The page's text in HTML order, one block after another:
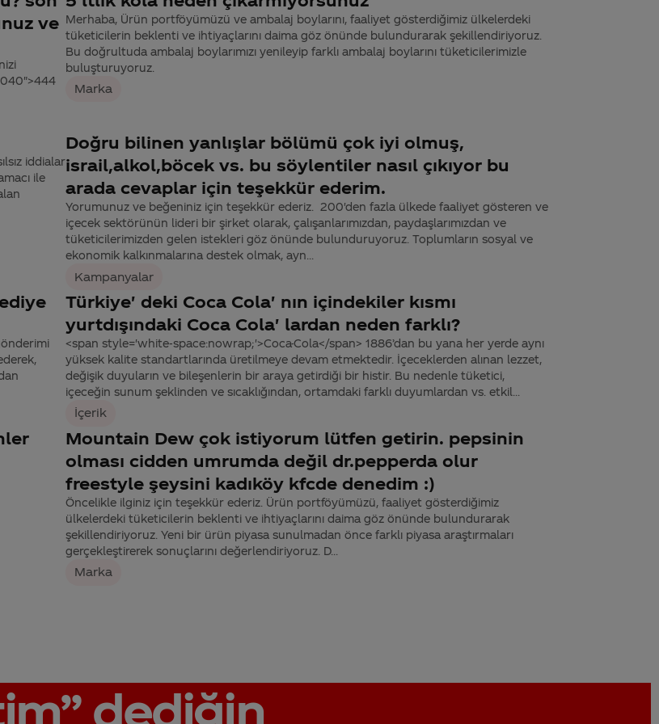
ve Merhaba, Ürün portföyümüzü ve ambalaj boylarını, faaliyet gösterdiğimiz ülkelerdeki
tüketicilerin beklenti ve ihtiyaçlarını daima göz önünde bulundurarak şekillendiriyoruz.
Bu doğrultuda ambalaj boylarımızı yenileyip farklı ambalaj boylarını tüketicilerimizle
buluşturuyoruz.
Marka
iddialar
ile
Doğru bilinen yanlışlar bölümü çok iyi olmuş,
israil,alkol,böcek vs. bu söylentiler nasıl çıkıyor bu
arada cevaplar için teşekkür ederim.
Yorumunuz ve beğeniniz için teşekkür ederiz. 200'den fazla ülkede faaliyet gösteren ve
içecek sektörünün lideri bir şirket olarak, çalışanlarımızdan, paydaşlarımızdan ve
tüketicilerimizden gelen istekleri göz önünde bulunduruyoruz. Toplumların sosyal ve
ekonomik kalkınmalarına destek olmak, ayn...
Kampanyalar
Türkiye' deki Coca Cola' nın içindekiler kısmı
yurtdışındaki Coca Cola' lardan neden farklı?
<span style='white-space:nowrap;'>Coca-Cola</span> 1886’dan bu yana her yerde aynı
yüksek kalite standartlarında üretilmeye devam etmektedir. İçeceklerden alınan lezzet,
değişik duyuların ve bileşenlerin bir araya getirdiği bir histir. Bu nedenle tüketici,
içeceğin sunum şeklinden ve sıcaklığından, ortamdaki farklı duyumlardan vs. etkil...
İçerik
Mountain Dew çok istiyorum lütfen getirin. pepsinin
olması cidden umrumda değil dr.pepperda olur
freestyle şeysini kadıköy kfcde denedim :)
Öncelikle ilginiz için teşekkür ederiz. Ürün portföyümüzü, faaliyet gösterdiğimiz
ülkelerdeki tüketicilerin beklenti ve ihtiyaçlarını daima göz önünde bulundurarak
şekillendiriyoruz. Yeni bir ürün piyasa sunulmadan önce farklı piyasa araştırmaları
gerçekleştirerek sonuçlarını değerlendiriyoruz. D...
Marka
dediğin